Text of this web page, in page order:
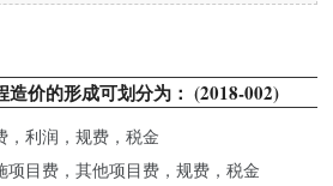
价的形成可划分为： (2018-002)
，利润，规费，税金
项目费，其他项目费，规费，税金